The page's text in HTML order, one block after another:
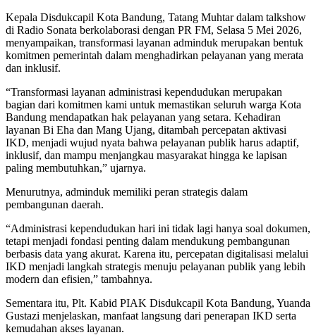
Kepala Disdukcapil Kota Bandung, Tatang Muhtar dalam talkshow
di Radio Sonata berkolaborasi dengan PR FM, Selasa 5 Mei 2026,
menyampaikan, transformasi layanan adminduk merupakan bentuk
komitmen pemerintah dalam menghadirkan pelayanan yang merata
dan inklusif.
“Transformasi layanan administrasi kependudukan merupakan
bagian dari komitmen kami untuk memastikan seluruh warga Kota
Bandung mendapatkan hak pelayanan yang setara. Kehadiran
layanan Bi Eha dan Mang Ujang, ditambah percepatan aktivasi
IKD, menjadi wujud nyata bahwa pelayanan publik harus adaptif,
inklusif, dan mampu menjangkau masyarakat hingga ke lapisan
paling membutuhkan,” ujarnya.
Menurutnya, adminduk memiliki peran strategis dalam
pembangunan daerah.
“Administrasi kependudukan hari ini tidak lagi hanya soal dokumen,
tetapi menjadi fondasi penting dalam mendukung pembangunan
berbasis data yang akurat. Karena itu, percepatan digitalisasi melalui
IKD menjadi langkah strategis menuju pelayanan publik yang lebih
modern dan efisien,” tambahnya.
Sementara itu, Plt. Kabid PIAK Disdukcapil Kota Bandung, Yuanda
Gustazi menjelaskan, manfaat langsung dari penerapan IKD serta
kemudahan akses layanan.